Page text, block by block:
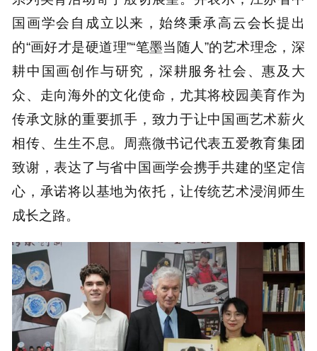
国画学会自成立以来，始终秉承高云会长提出
的“画好才是硬道理”“笔墨当随人”的艺术理念，深
耕中国画创作与研究，深耕服务社会、惠及大
众、走向海外的文化使命，尤其将校园美育作为
传承文脉的重要抓手，致力于让中国画艺术薪火
相传、生生不息。周燕微书记代表五爱教育集团
致谢，表达了与省中国画学会携手共建的坚定信
心，承诺将以基地为依托，让传统艺术浸润师生
成长之路。